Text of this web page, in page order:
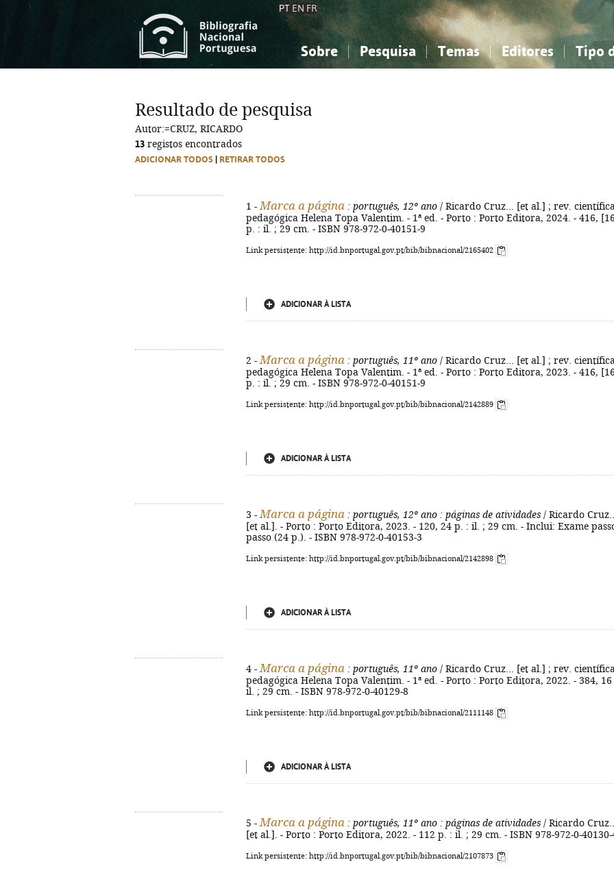
PT EN FR
Sobre Pesquisa Temas
Ciências sociais...
Editores Tipo
Ciências sociais...
Resultado de pesquisa
Autor:=CRUZ, RICARDO
13 registos encontrados
ADICIONAR TODOS RETIRAR TODOS
1 - Marca a página : português, 12º ano / Ricardo Cruz... [et al.] ; rev.
pedagógica Helena Topa Valentim. - 1ª ed. - Porto : Porto Editora, 2024. - 416,
p. : il. ; 29 cm. - ISBN 978-972-0-40151-9
Link persistente: http://id.bnportugal.gov.pt/bib/bibnacional/2165402
ADICIONAR À LISTA
2 - Marca a página : português, 11º ano / Ricardo Cruz... [et al.] ; rev.
pedagógica Helena Topa Valentim. - 1ª ed. - Porto : Porto Editora, 2023. - 416,
p. : il. ; 29 cm. - ISBN 978-972-0-40151-9
Link persistente: http://id.bnportugal.gov.pt/bib/bibnacional/2142889
ADICIONAR À LISTA
3 - Marca a página : português, 12º ano : páginas de atividades / Ricardo Cruz...
[et al.]. - Porto : Porto Editora, 2023. - 120, 24 p. : il. ; 29 cm. - Inclui: Exame
passo (24 p.). - ISBN 978-972-0-40153-3
Link persistente: http://id.bnportugal.gov.pt/bib/bibnacional/2142898
ADICIONAR À LISTA
4 - Marca a página : português, 11º ano / Ricardo Cruz... [et al.] ; rev.
pedagógica Helena Topa Valentim. - 1ª ed. - Porto : Porto Editora, 2022. - 384, 16
il. ; 29 cm. - ISBN 978-972-0-40129-8
Link persistente: http://id.bnportugal.gov.pt/bib/bibnacional/2111148
ADICIONAR À LISTA
5 - Marca a página : português, 11º ano : páginas de atividades / Ricardo Cruz...
[et al.]. - Porto : Porto Editora, 2022. - 112 p. : il. ; 29 cm. - ISBN 978-972-0-40130-
Link persistente: http://id.bnportugal.gov.pt/bib/bibnacional/2107873